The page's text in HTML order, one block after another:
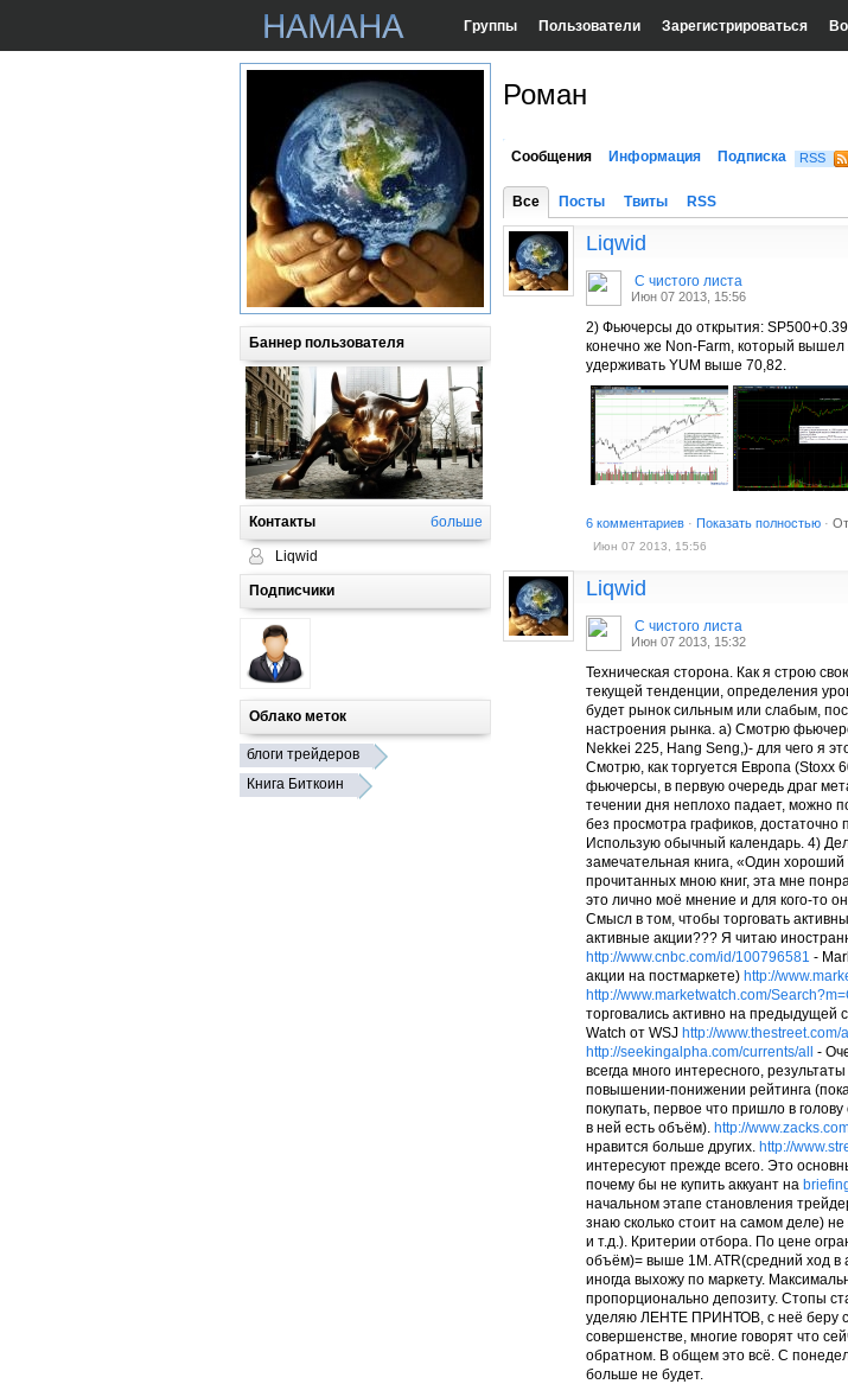
Группы Пользователи Зарегистрироваться
Баннер пользователя
Контакты больше
Liqwid
Подписчики
Облако меток
блоги трейдеров
Книга Биткоин
Роман
Сообщения Информация Подписка RSS
Все Посты Твиты RSS
Liqwid
С чистого листа
Июн 07 2013, 15:56
2) Фьючерсы до открытия:
конечно же Non-Farm, который
удерживать YUM выше 70,82.
6 комментариев · Показать полностью ·
Июн 07 2013, 15:56
Liqwid
С чистого листа
Июн 07 2013, 15:32
Техническая сторона. Как я строю
текущей тенденции, определения
будет рынок сильным или слабым,
настроения рынка. а) Смотрю
Nekkei 225, Hang Seng,)- для чего я
Смотрю, как торгуется Европа
фьючерсы, в первую очередь драг
течении дня неплохо падает, можно
без просмотра графиков, достаточно
Использую обычный календарь. 4)
замечательная книга, «Один
прочитанных мною книг, эта мне
это лично моё мнение и для кого-то
Смысл в том, чтобы торговать
активные акции??? Я читаю
http://www.cnbc.com/id/100796581 -
акции на постмаркете) http://
http://www.marketwatch.com/
торговались активно на предыдущей
Watch от WSJ http://
http://seekingalpha.com/currents/all -
всегда много интересного,
повышении-понижении рейтинга
покупать, первое что пришло в
в ней есть объём). http://
нравится больше других. http://
интересуют прежде всего. Это
почему бы не купить аккуант на
начальном этапе становления
знаю сколько стоит на самом деле)
и т.д.). Критерии отбора. По цене
объём)= выше 1M. ATR(средний ход
иногда выхожу по маркету.
пропорционально депозиту. Стопы
уделяю ЛЕНТЕ ПРИНТОВ, с неё беру
совершенстве, многие говорят что
обратном. В общем это всё. С
больше не будет.